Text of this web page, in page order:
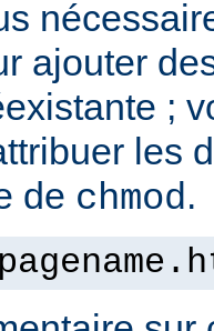
ajouter
;
les
de chmod.